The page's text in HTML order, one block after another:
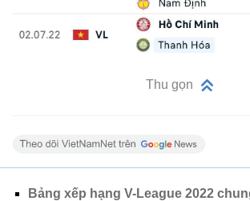
Thu gọn
Bảng xếp hạng V-League 2022